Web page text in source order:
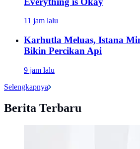
11 jam lalu
Karhutla Meluas, Istana
Bikin Percikan Api
9 jam lalu
Selengkapnya
Berita Terbaru